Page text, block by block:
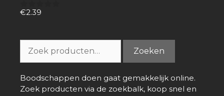
0
€2.39
naar:
Zoeken
Boodschappen doen gaat gemakkelijk online.
Zoek producten via de zoekbalk, koop snel en